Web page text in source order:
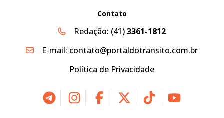
Contato
Redação: (41)3361-1812
E-mail: contato@portaldotransito.com.br
Política de Privacidade